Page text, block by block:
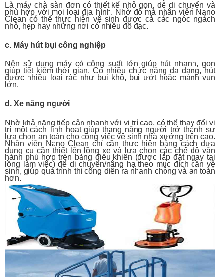
Là máy chà sàn đơn có thiết kế nhỏ gọn, dễ di chuyển và
phù hợp với mọi loại địa hình. Nhờ đó mà nhân viên Nano
Clean có thể thực hiện vệ sinh được cả các ngóc ngách
nhỏ, hẹp hay những nơi có nhiều đồ đạc.
c. Máy hút bụi công nghiệp
Nên sử dụng máy có công suất lớn giúp hút nhanh, gọn
giúp tiết kiệm thời gian. Có nhiều chức năng đa dạng, hút
được nhiều loại rác như bụi khô, bụi ướt hoặc mảnh vụn
lớn.
d. Xe nâng người
Nhờ khả năng tiếp cận nhanh với vị trí cao, có thể thay đổi vị
trí một cách linh hoạt giúp thang nâng người trở thành sự
lựa chọn an toàn cho công việc vệ sinh nhà xưởng trên cao.
Nhân viên Nano Clean chỉ cần thực hiện bằng cách đưa
dụng cụ cần thiết lên lồng xe và lựa chọn các chế độ vận
hành phù hợp trên bảng điều khiển (được lắp đặt ngay tại
lồng làm việc) để di chuyển/nâng hạ theo mục đích cần vệ
sinh, giúp quá trình thi công diễn ra nhanh chóng và an toàn
hơn.